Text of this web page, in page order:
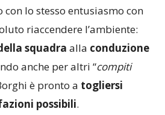
lo stesso entusiasmo con
riaccendere l’ambiente:
squadra alla conduzione
anche per altri “compiti
è pronto a togliersi
possibili.